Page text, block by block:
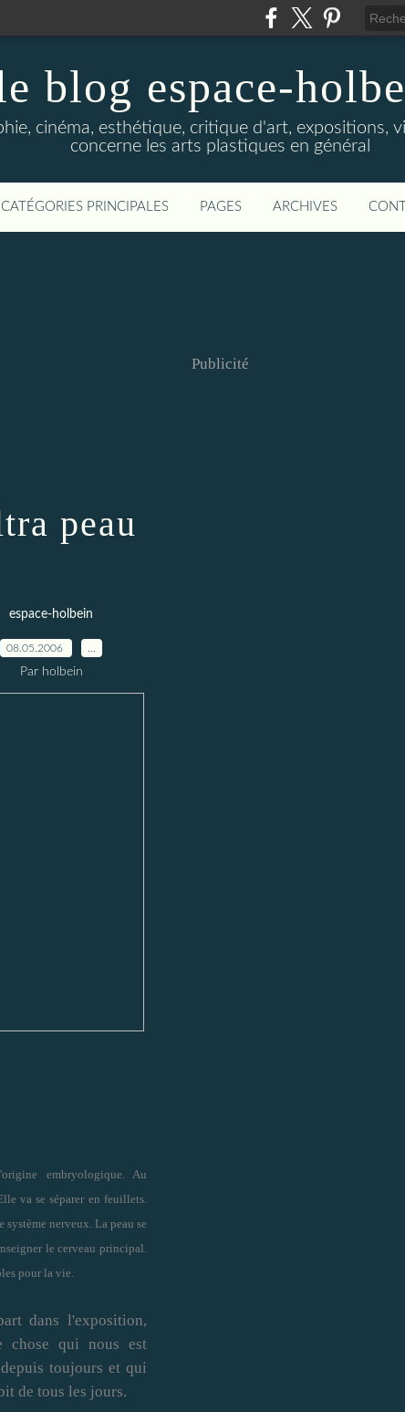
blog espace-
cinéma, esthétique, critique d'art, expositions,
concerne les arts plastiques en général
CATÉGORIES PRINCIPALES PAGES ARCHIVES
Publicité
peau
espace-holbein
08.05.2006
Par holbein
embryologique. Au
va se séparer en feuillets.
nerveux. La peau se
le cerveau principal.
pour la vie.
dans l'exposition,
chose qui nous est
toujours et qui
de tous les jours.